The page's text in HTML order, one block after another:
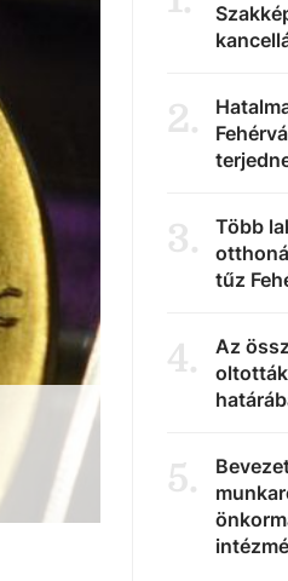
2.
3.
Több
tűz
4.
Az
oltották
5.